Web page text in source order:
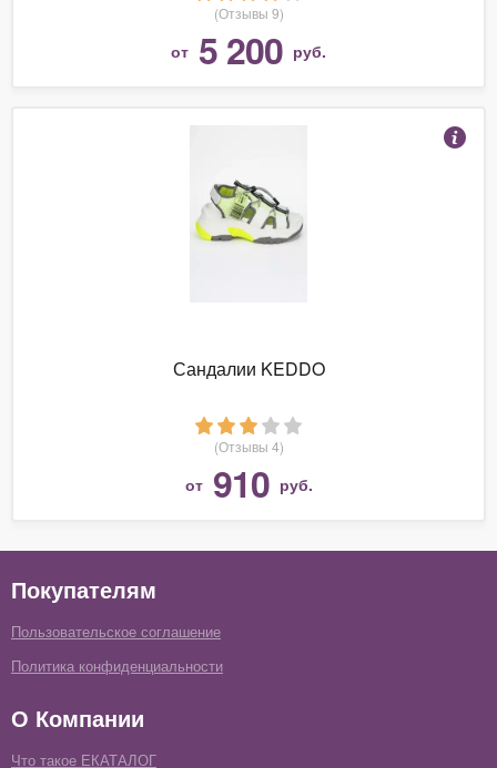
(Отзывы 9)
от 5 200 руб.
Сандалии KEDDO
(Отзывы 4)
от 910 руб.
Покупателям
Пользовательское соглашение
Политика конфиденциальности
О Компании
Что такое ЕКАТАЛОГ